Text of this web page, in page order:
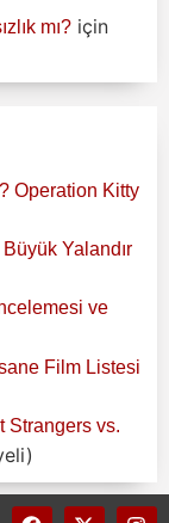
mı? için
Operation Kitty
Yalandır
ve
Film Listesi
Strangers vs.